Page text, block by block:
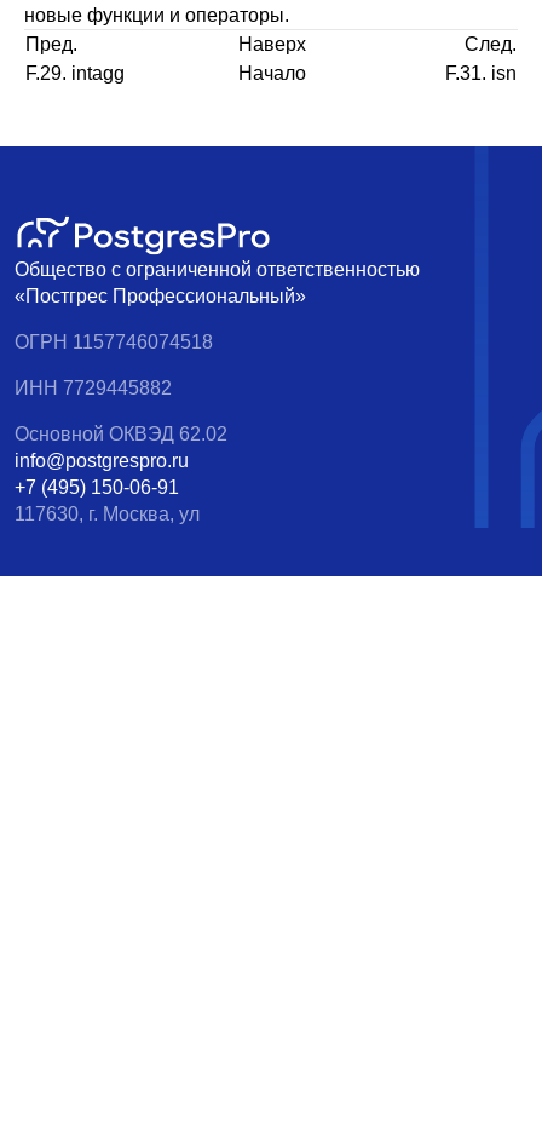
новые функции и операторы.
Пред.
Наверх
След.
F.29. intagg
Начало F.31. isn
Общество с ограниченной ответственностью
«Постгрес Профессиональный»
ОГРН 1157746074518
ИНН 7729445882
Основной ОКВЭД 62.02
info@postgrespro.ru
+7 (495) 150-06-91
117630, г. Москва, ул